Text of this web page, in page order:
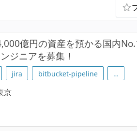
億円の資産を預かる国内
ジニアを募集！
jira bitbucket-pipeline …
京